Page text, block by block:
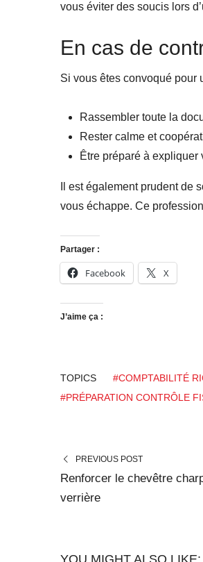
vous éviter des soucis lors
En cas de
Si vous êtes convoqué pour
Rassembler toute la
Rester calme et
Être préparé à
Il est également prudent de
vous échappe. Ce
Partager :
Facebook X
J’aime ça :
TOPICS #COMPTABILITÉ
#PRÉPARATION CONTRÔLE
PREVIOUS POST
Renforcer le chevêtre
verrière